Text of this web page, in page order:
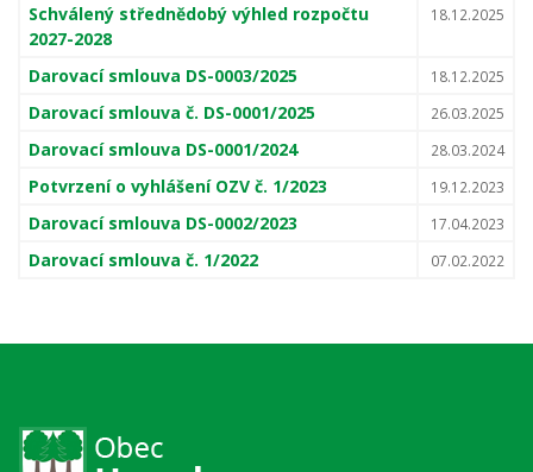
Schválený střednědobý výhled rozpočtu
2027-2028
18.12.2025
Darovací smlouva DS-0003/2025 18.12.2025
Darovací smlouva č. DS-0001/2025 26.03.2025
Darovací smlouva DS-0001/2024 28.03.2024
Potvrzení o vyhlášení OZV č. 1/2023 19.12.2023
Darovací smlouva DS-0002/2023 17.04.2023
Darovací smlouva č. 1/2022 07.02.2022